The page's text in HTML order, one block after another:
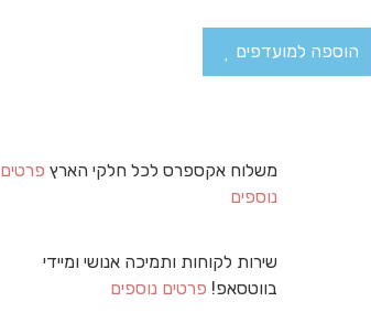
הוספה למועדפים
משלוח אקספרס לכל חלקי הארץ פרטים
נוספים
שירות לקוחות ותמיכה אנושי ומיידי
בווטסאפ! פרטים נוספים